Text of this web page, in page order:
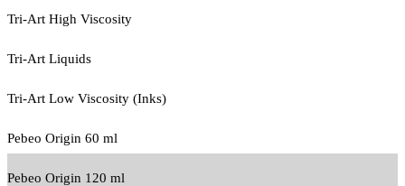
Tri-Art High Viscosity
Tri-Art Liquids
Tri-Art Low Viscosity (Inks)
Pebeo Origin 60 ml
Pebeo Origin 120 ml